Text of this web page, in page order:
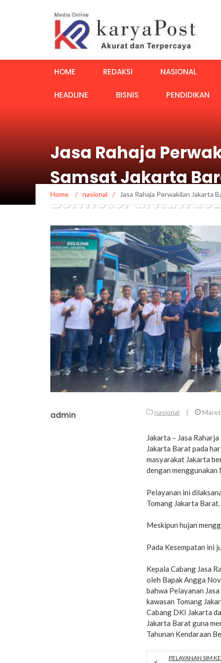
HOME REDAKSI NASIONAL
HEADLINE BISNIS PENDIDIKAN
Jasa Rahaja
Samsat Jakarta
Bermotor di
Home / nasional / Jasa Rahaja Perwakilan Jakarta
admin nasional |
Jakarta – Jasa
Jakarta Barat pada
masyarakat Jakarta
dengan
Pelayanan ini
Tomang Jakarta Barat.
Meskipun hujan
Pada Kesempatan ini
Kepala Cabang Jasa
oleh Bapak Angga
bahwa Pelayanan
kawasan Tomang
Cabang DKI Jakarta
Jakarta Barat guna
Tahunan Kendaraan
PELAYANAN SIM